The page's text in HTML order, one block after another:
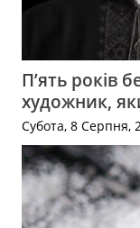
П’ять років
художник,
Субота, 8 Серпня,